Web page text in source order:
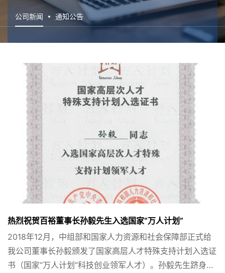
公司新闻 通知公告
热烈祝贺百裕董事长孙毅先生入选国家“万人计划”
2018年12月，中组部和国家人力资源和社会保障部正式给
我公司董事长孙毅颁发了国家高层人才特殊支持计划入选证
书（国家“万人计划”科技创业领军人才）。孙毅先生跻身国